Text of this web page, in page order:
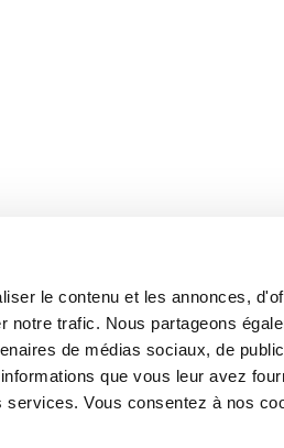
le contenu et les annonces,
trafic. Nous partageons
de médias sociaux, de
que vous leur avez
Vous consentez à nos